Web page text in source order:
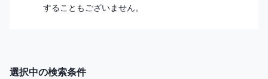
することもございません。
選択中の検索条件